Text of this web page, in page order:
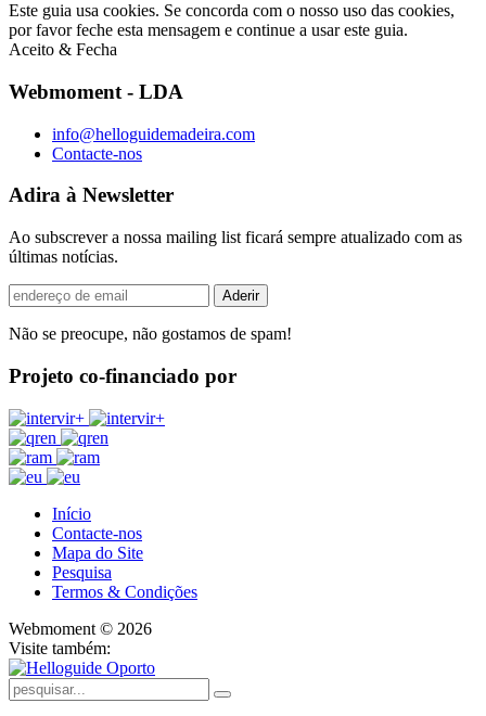
Este guia usa cookies. Se concorda com o nosso uso das cookies,
por favor feche esta mensagem e continue a usar este guia.
Aceito & Fecha
Webmoment - LDA
info@helloguidemadeira.com
Contacte-nos
Adira à Newsletter
Ao subscrever a nossa mailing list ficará sempre atualizado com as
últimas notícias.
Não se preocupe, não gostamos de spam!
Projeto co-financiado por
Início
Contacte-nos
Mapa do Site
Pesquisa
Termos & Condições
Webmoment © 2026
Visite também: